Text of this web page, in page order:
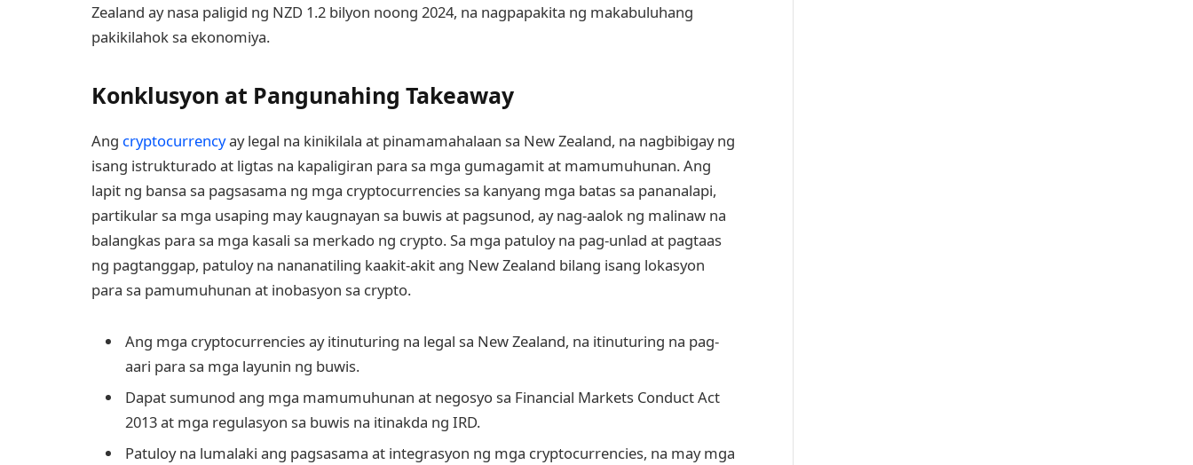
Zealand ay nasa paligid ng NZD 1.2 bilyon noong 2024, na nagpapakita ng makabuluhang
pakikilahok sa ekonomiya.
Konklusyon at Pangunahing Takeaway
Ang cryptocurrencyay legal na kinikilala at pinamamahalaan sa New Zealand, na nagbibigay ng
isang istrukturado at ligtas na kapaligiran para sa mga gumagamit at mamumuhunan. Ang
lapit ng bansa sa pagsasama ng mga cryptocurrencies sa kanyang mga batas sa pananalapi,
partikular sa mga usaping may kaugnayan sa buwis at pagsunod, ay nag-aalok ng malinaw na
balangkas para sa mga kasali sa merkado ng crypto. Sa mga patuloy na pag-unlad at pagtaas
ng pagtanggap, patuloy na nananatiling kaakit-akit ang New Zealand bilang isang lokasyon
para sa pamumuhunan at inobasyon sa crypto.
Ang mga cryptocurrencies ay itinuturing na legal sa New Zealand, na itinuturing na pag-
aari para sa mga layunin ng buwis.
Dapat sumunod ang mga mamumuhunan at negosyo sa Financial Markets Conduct Act
2013 at mga regulasyon sa buwis na itinakda ng IRD.
Patuloy na lumalaki ang pagsasama at integrasyon ng mga cryptocurrencies, na may mga